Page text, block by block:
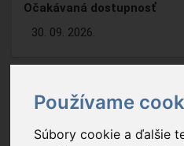
Používame
Súbory cookie a ďalšie
Očakávaná dostupnosť
30. 09. 2026.